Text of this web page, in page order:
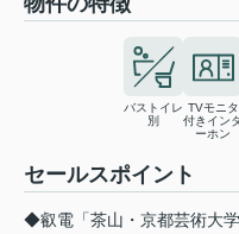
バストイレ
別
TVモニタ
付きイン
ーホン
セールスポイント
◆叡電「茶山・京都芸術大